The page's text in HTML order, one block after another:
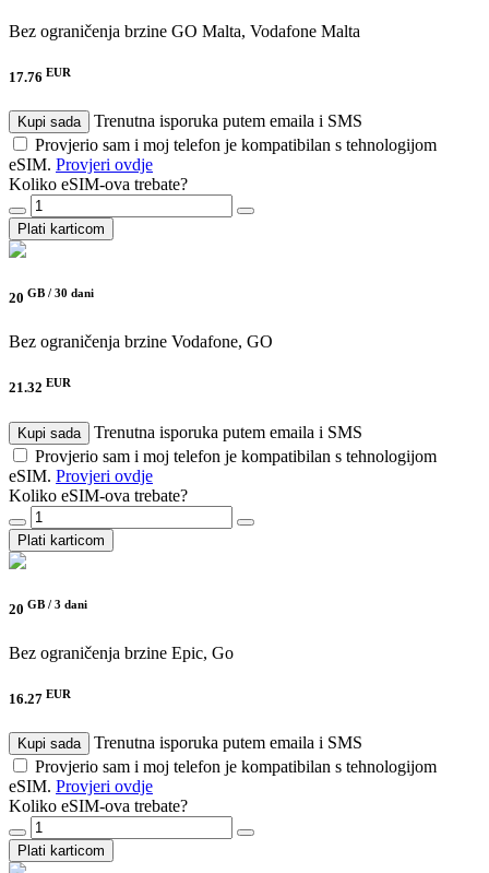
Bez ograničenja brzine GO Malta, Vodafone Malta
17.76 EUR
Kupi sada
Trenutna isporuka putem emaila i SMS
Provjerio sam i moj telefon je kompatibilan s tehnologijom
eSIM. Provjeri ovdje
Koliko eSIM-ova trebate?
Plati karticom
20 GB / 30 dani
Bez ograničenja brzine Vodafone, GO
21.32 EUR
Kupi sada
Trenutna isporuka putem emaila i SMS
Provjerio sam i moj telefon je kompatibilan s tehnologijom
eSIM. Provjeri ovdje
Koliko eSIM-ova trebate?
Plati karticom
20 GB / 3 dani
Bez ograničenja brzine Epic, Go
16.27 EUR
Kupi sada
Trenutna isporuka putem emaila i SMS
Provjerio sam i moj telefon je kompatibilan s tehnologijom
eSIM. Provjeri ovdje
Koliko eSIM-ova trebate?
Plati karticom